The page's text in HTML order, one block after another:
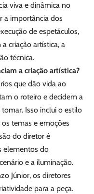
viva e dinâmica no
a importância dos
de espetáculos,
criação artística, a
técnica.
a criação artística?
que dão vida ao
o roteiro e decidem a
Isso inclui o estilo
temas e emoções
do diretor é
elementos do
e a iluminação.
Júnior, os diretores
para a peça.